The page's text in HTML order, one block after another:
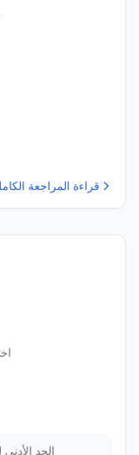
قراءة المراجعة
اختار 7,800,000 من
الحد الأدنى